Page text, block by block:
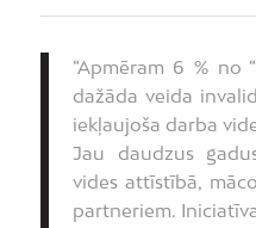
“Apmēram 6 % no
dažāda veida
iekļaujoša darba
Jau daudzus
vides attīstībā,
partneriem.